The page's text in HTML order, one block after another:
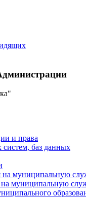
и права
баз данных
на муниципальную
на муниципальную